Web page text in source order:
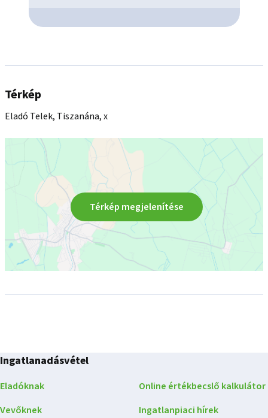
Térkép
Eladó Telek, Tiszanána, x
Térkép megjelenítése
Ingatlanadásvétel
Eladóknak
Vevőknek
Online értékbecslő kalkulátor
Ingatlanpiaci hírek